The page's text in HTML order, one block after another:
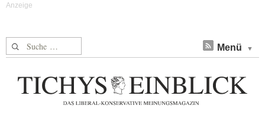
Suche nach: Menü